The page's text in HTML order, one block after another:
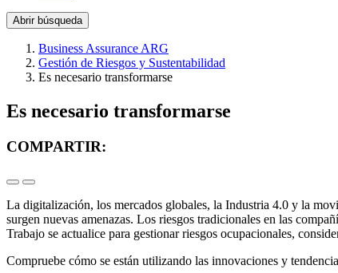
Abrir búsqueda
Business Assurance ARG
Gestión de Riesgos y Sustentabilidad
Es necesario transformarse
Es necesario transformarse
COMPARTIR:
La digitalización, los mercados globales, la Industria 4.0 y la
surgen nuevas amenazas. Los riesgos tradicionales en las
Trabajo se actualice para gestionar riesgos ocupacionales,
Compruebe cómo se están utilizando las innovaciones y